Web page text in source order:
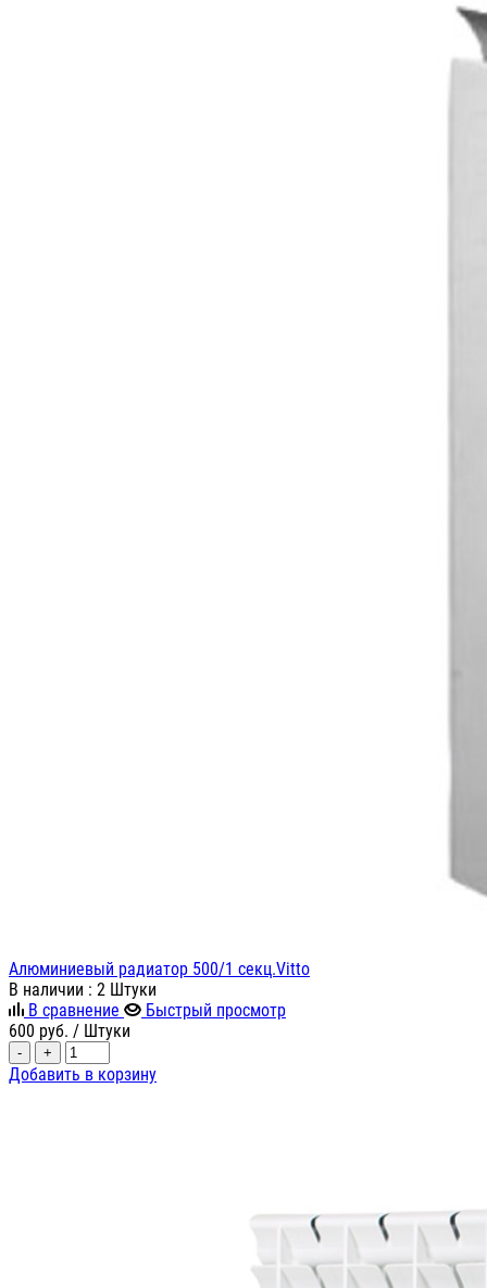
Алюминиевый радиатор 500/1 секц.Vitto
В наличии : 2 Штуки
В сравнение
Быстрый просмотр
600 руб. / Штуки
- +
Добавить в корзину